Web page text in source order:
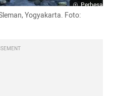
Perbesar
Yogyakarta. Foto: